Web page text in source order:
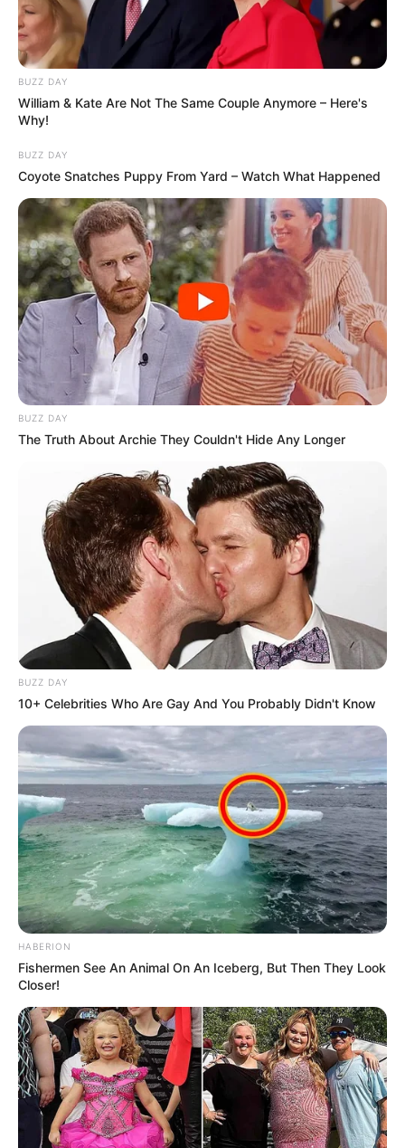
BUZZ DAY
William & Kate Are Not The Same Couple Anymore – Here's
Why!
BUZZ DAY
Coyote Snatches Puppy From Yard – Watch What Happened
BUZZ DAY
The Truth About Archie They Couldn't Hide Any Longer
BUZZ DAY
10+ Celebrities Who Are Gay And You Probably Didn't Know
HABERION
Fishermen See An Animal On An Iceberg, But Then They Look
Closer!